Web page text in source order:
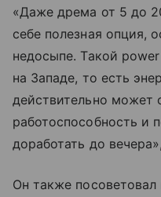
«Даже дрема от 5 до
себе полезная опция,
недосыпе. Такой
на Западе, то есть
действительно может
работоспособность и
доработать до
Он также посоветовал